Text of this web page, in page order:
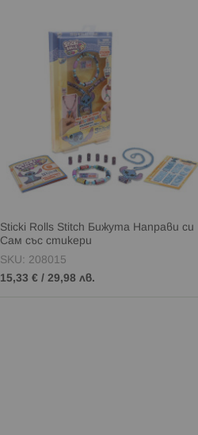
Sticki Rolls Stitch Бижута Направи си
Сам със стикери
SKU: 208015
15,33 € / 29,98 лв.